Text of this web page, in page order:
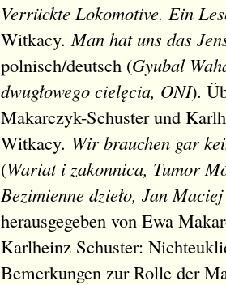
Verrückte Lokomotive. Ein
Witkacy. Man hat uns das
polnisch/deutsch (Gyubal
dwugłowego cielęcia, ONI).
Makarczyk-Schuster und
Witkacy. Wir brauchen gar
(Wariat i zakonnica, Tumor
Bezimienne dzieło, Jan
herausgegeben von Ewa
Karlheinz Schuster:
Bemerkungen zur Rolle der